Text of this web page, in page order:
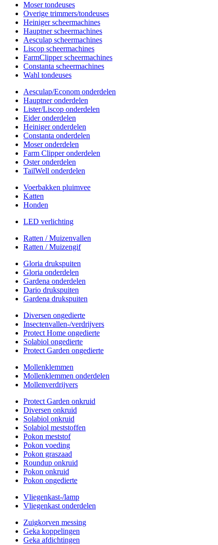
Moser tondeuses
Overige trimmers/tondeuses
Heiniger scheermachines
Hauptner scheermachines
Aesculap scheermachines
Liscop scheermachines
FarmClipper scheermachines
Constanta scheermachines
Wahl tondeuses
Aesculap/Econom onderdelen
Hauptner onderdelen
Lister/Liscop onderdelen
Eider onderdelen
Heiniger onderdelen
Constanta onderdelen
Moser onderdelen
Farm Clipper onderdelen
Oster onderdelen
TailWell onderdelen
Voerbakken pluimvee
Katten
Honden
LED verlichting
Ratten / Muizenvallen
Ratten / Muizengif
Gloria drukspuiten
Gloria onderdelen
Gardena onderdelen
Dario drukspuiten
Gardena drukspuiten
Diversen ongedierte
Insectenvallen-/verdrijvers
Protect Home ongedierte
Solabiol ongedierte
Protect Garden ongedierte
Mollenklemmen
Mollenklemmen onderdelen
Mollenverdrijvers
Protect Garden onkruid
Diversen onkruid
Solabiol onkruid
Solabiol meststoffen
Pokon meststof
Pokon voeding
Pokon graszaad
Roundup onkruid
Pokon onkruid
Pokon ongedierte
Vliegenkast-/lamp
Vliegenkast onderdelen
Zuigkorven messing
Geka koppelingen
Geka afdichtingen